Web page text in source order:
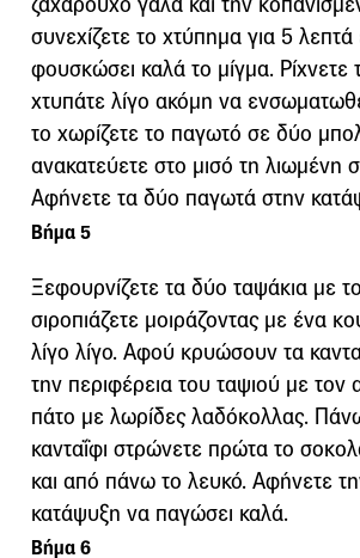
συνεχίζετε το χτύπημα για 5
φουσκώσει καλά το μίγμα. Ρίχνετε
χτυπάτε λίγο ακόμη να
το χωρίζετε το παγωτό σε δύο
ανακατεύετε στο μισό τη λιωμένη
Αφήνετε τα δύο παγωτά στην
Βήμα 5
Ξεφουρνίζετε τα δύο ταψάκια με το
σιροπιάζετε μοιράζοντας με ένα
λίγο λίγο. Αφού κρυώσουν τα
την περιφέρεια του ταψιού με
πάτο με λωρίδες λαδόκολλας.
κανταΐφι στρώνετε πρώτα το
και από πάνω το λευκό. Αφήνετε
κατάψυξη να παγώσει καλά.
Βήμα 6